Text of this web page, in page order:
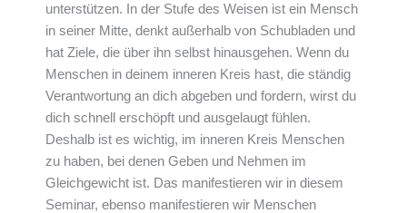
unterstützen. In der Stufe des Weisen ist ein Mensch
in seiner Mitte, denkt außerhalb von Schubladen und
hat Ziele, die über ihn selbst hinausgehen. Wenn du
Menschen in deinem inneren Kreis hast, die ständig
Verantwortung an dich abgeben und fordern, wirst du
dich schnell erschöpft und ausgelaugt fühlen.
Deshalb ist es wichtig, im inneren Kreis Menschen
zu haben, bei denen Geben und Nehmen im
Gleichgewicht ist. Das manifestieren wir in diesem
Seminar, ebenso manifestieren wir Menschen